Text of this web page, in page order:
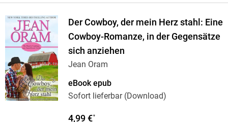
Der Cowboy, der mein Herz stahl: Eine
Cowboy-Romanze, in der Gegensätze
sich anziehen
Jean Oram
eBook epub
Sofort lieferbar (Download)
4,99 €*